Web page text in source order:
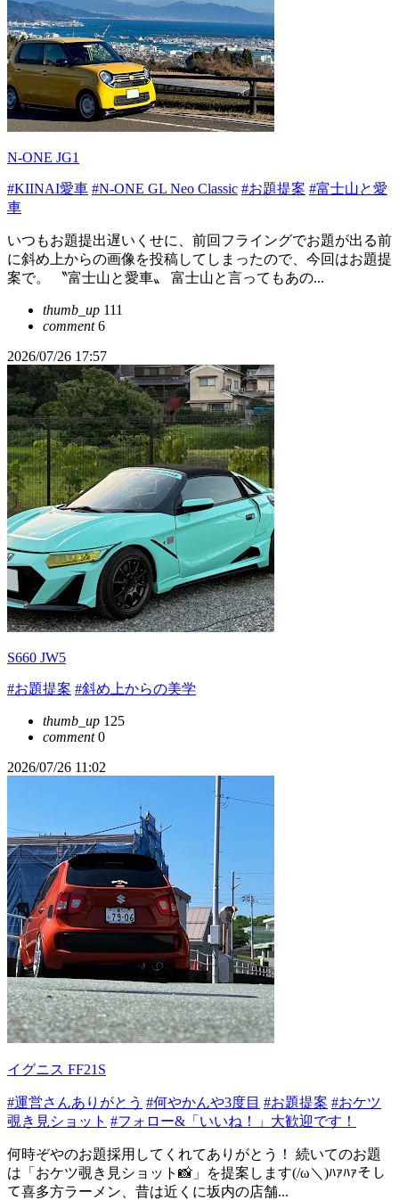
N-ONE JG1
#KIINAI愛車 #N-ONE GL Neo Classic #お題提案 #富士山と愛
車
いつもお題提出遅いくせに、前回フライングでお題が出る前
に斜め上からの画像を投稿してしまったので、今回はお題提
案で。 〝富士山と愛車〟 富士山と言ってもあの...
thumb_up 111
comment6
2026/07/26 17:57
S660 JW5
#お題提案 #斜め上からの美学
thumb_up 125
comment0
2026/07/26 11:02
イグニス FF21S
#運営さんありがとう #何やかんや3度目 #お題提案 #おケツ
覗き見ショット #フォロー&「いいね！」大歓迎です！
何時ぞやのお題採用してくれてありがとう！ 続いてのお題
は「おケツ覗き見ショット📸」を提案します(/ω＼)ﾊｧﾊｧそし
て喜多方ラーメン、昔は近くに坂内の店舗...